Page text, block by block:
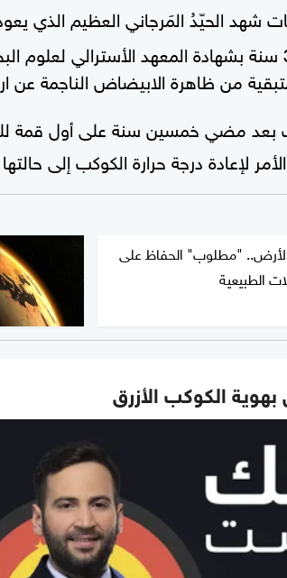
المَرجاني العظيم الذي يعود تاريخه لـ18
تعافيًا هو الأكبر منذ 36 سنة بشهادة المعهد
من ظاهرة الابيضاض الناجمة عن
بعد مضي خمسين سنة على أول قمة
لإعادة درجة حرارة الكوكب إلى
الأرض.. "مطلوب" الحفاظ على
الطبيعية
بهوية الكوكب الأزرق